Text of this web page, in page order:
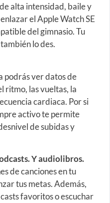
alta intensidad, baile y
el Apple Watch SE
del gimnasio. Tu
lo des.
podrás ver datos de
ritmo, las vueltas, la
cardiaca. Por si
activo te permite
de subidas y
Y audiolibros.
de canciones en tu
tus metas. Además,
favoritos o escuchar